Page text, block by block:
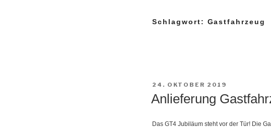
Schlagwort: Gastfahrzeug
VERÖFFENTLICHT
24. OKTOBER 2019
Anlieferung
Das GT4 Jubiläum steht vor der Tür! Die